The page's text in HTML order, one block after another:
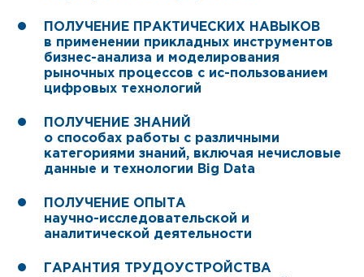
ПОЛУЧЕНИЕ ПРАКТИЧЕСКИХ НАВЫКОВ
в применении прикладных инструментов
бизнес-анализа и моделирования
рыночных процессов с ис-пользованием
цифровых технологий
ПОЛУЧЕНИЕ ЗНАНИЙ
о способах работы с различными
категориями знаний, включая нечисловые
данные и технологии Big Data
ПОЛУЧЕНИЕ ОПЫТА
научно-исследовательской и
аналитической деятельности
ГАРАНТИЯ ТРУДОУСТРОЙСТВА